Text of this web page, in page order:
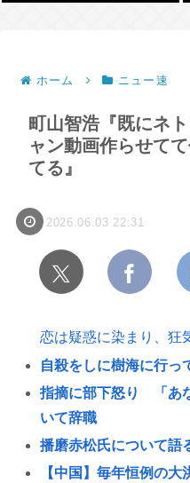
ホーム ニュー速
町山智浩『既にネ
ャン動画作らせて
てる』
2026.06.03 22:31
恋は疑惑に染まり、狂
自殺をしに樹海に行っ
指摘に部下怒り 「あ
いて辞職
播磨赤松氏について語
【中国】毎年恒例の